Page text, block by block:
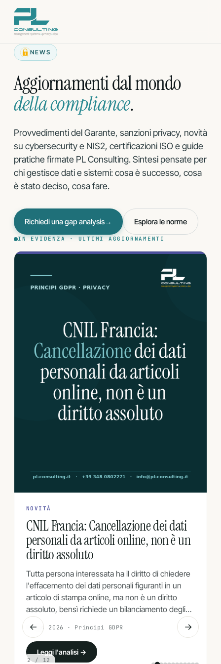
contenuto
NEWS
Aggiornamenti dal mondo
della compliance.
Provvedimenti del Garante, sanzioni privacy, novità
su cybersecurity e NIS2, certificazioni ISO e guide
pratiche firmate PL Consulting. Sintesi pensate per
chi gestisce dati e sistemi: cosa è successo, cosa
è stato deciso, cosa fare.
Richiedi una gap analysis→ Esplora le norme
IN EVIDENZA · ULTIMI AGGIORNAMENTI
NOVITÀ
CNIL Francia: Cancellazione dei dati
personali da articoli online, non è un
diritto assoluto
Tutta persona interessata ha il diritto di chiedere
l'effacemento dei dati personali figuranti in un
articolo di stampa online, ma non è un diritto
assoluto, bensì richiede un bilanciamento degli…
5 Ago 2026 · Principi GDPR
Leggi l'analisi →
← →
2/ 12